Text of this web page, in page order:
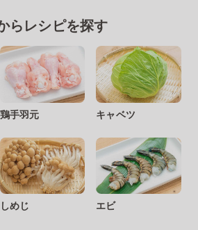
らレシピを探す
鶏手羽元 キャベツ
しめじ エビ